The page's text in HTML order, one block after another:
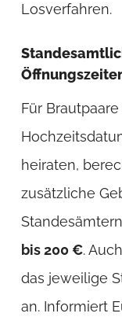
Losverfahren.
Für
heiraten,
zusätzliche
bis 200 €.
das jeweilige
an. Informiert